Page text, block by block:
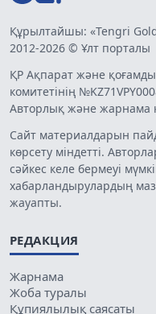
Құрылтайшы: «Tengri
2012-2026 © Ұлт порталы
ҚР Ақпарат және
комитетінің
Авторлық және жарнама
Сайт материалдарын
көрсету міндетті.
сәйкес келе бермеуі
хабарландырулардың
жауапты.
РЕДАКЦИЯ
Жарнама
Жоба туралы
Құпиялылық саясаты